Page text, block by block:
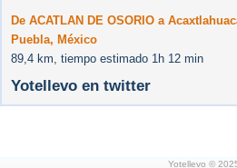
De ACATLAN DE OSORIO a
Puebla, México
89,4 km, tiempo estimado 1h 12 min
Yotellevo en twitter
Yotellevo ©